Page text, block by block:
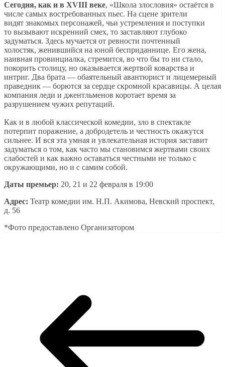
Сегодня, как и в XVIII веке, «Школа злословия» остаётся в
числе самых востребованных пьес. На сцене зрители
видят знакомых персонажей, чьи устремления и поступки
то вызывают искренний смех, то заставляют глубоко
задуматься. Здесь мучается от ревности почтенный
холостяк, женившийся на юной бесприданнице. Его жена,
наивная провинциалка, стремится, во что бы то ни стало,
покорить столицу, но оказывается жертвой коварства и
интриг. Два брата — обаятельный авантюрист и лицемерный
праведник — борются за сердце скромной красавицы. А целая
компания леди и джентльменов коротает время за
разрушением чужих репутаций.
Как и в любой классической комедии, зло в спектакле
потерпит поражение, а добродетель и честность окажутся
сильнее. И вся эта умная и увлекательная история заставит
задуматься о том, как часто мы становимся жертвами своих
слабостей и как важно оставаться честными не только с
окружающими, но и с самим собой.
Даты премьер: 20, 21 и 22 февраля в 19:00
Адрес: Театр комедии им. Н.П. Акимова, Невский проспект,
д. 56
*Фото предоставлено Организатором